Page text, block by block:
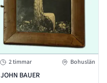
2 timmar Bohuslän
JOHN BAUER